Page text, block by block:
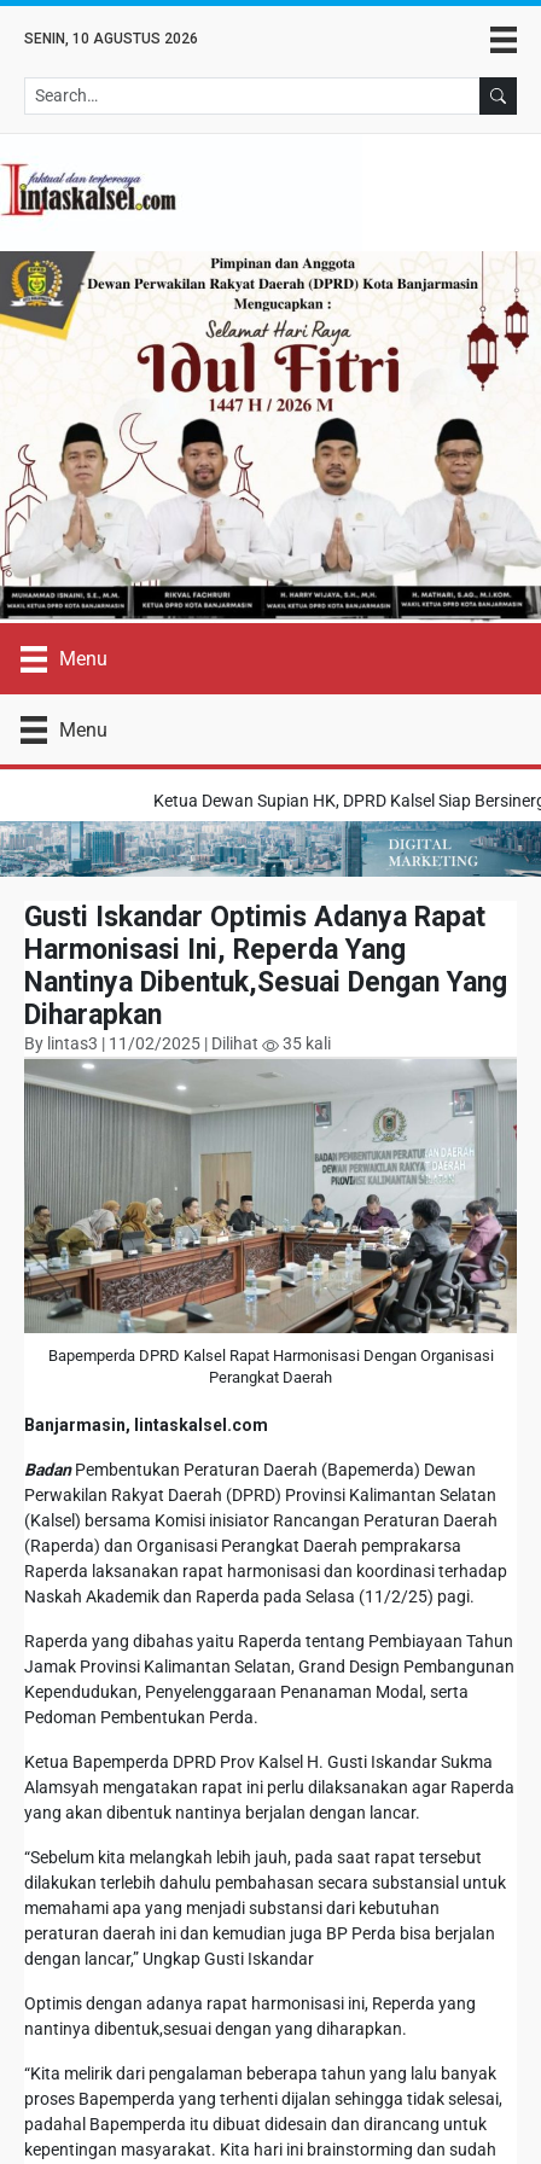
SENIN, 10 AGUSTUS 2026
Menu
Menu
Ketua Dewan Supian HK, DPRD Kalsel Siap Bersinergi
Gusti Iskandar Optimis Adanya Rapat
Harmonisasi Ini, Reperda Yang
Nantinya Dibentuk,Sesuai Dengan Yang
Diharapkan
By lintas3 | 11/02/2025 | Dilihat 35 kali
Bapemperda DPRD Kalsel Rapat Harmonisasi Dengan Organisasi
Perangkat Daerah
Banjarmasin, lintaskalsel.com
BadanPembentukan Peraturan Daerah (Bapemerda) Dewan
Perwakilan Rakyat Daerah (DPRD) Provinsi Kalimantan Selatan
(Kalsel) bersama Komisi inisiator Rancangan Peraturan Daerah
(Raperda) dan Organisasi Perangkat Daerah pemprakarsa
Raperda laksanakan rapat harmonisasi dan koordinasi terhadap
Naskah Akademik dan Raperda pada Selasa (11/2/25) pagi.
Raperda yang dibahas yaitu Raperda tentang Pembiayaan Tahun
Jamak Provinsi Kalimantan Selatan, Grand Design Pembangunan
Kependudukan, Penyelenggaraan Penanaman Modal, serta
Pedoman Pembentukan Perda.
Ketua Bapemperda DPRD Prov Kalsel H. Gusti Iskandar Sukma
Alamsyah mengatakan rapat ini perlu dilaksanakan agar Raperda
yang akan dibentuk nantinya berjalan dengan lancar.
“Sebelum kita melangkah lebih jauh, pada saat rapat tersebut
dilakukan terlebih dahulu pembahasan secara substansial untuk
memahami apa yang menjadi substansi dari kebutuhan
peraturan daerah ini dan kemudian juga BP Perda bisa berjalan
dengan lancar,” Ungkap Gusti Iskandar
Optimis dengan adanya rapat harmonisasi ini, Reperda yang
nantinya dibentuk,sesuai dengan yang diharapkan.
“Kita melirik dari pengalaman beberapa tahun yang lalu banyak
proses Bapemperda yang terhenti dijalan sehingga tidak selesai,
padahal Bapemperda itu dibuat didesain dan dirancang untuk
kepentingan masyarakat. Kita hari ini brainstorming dan sudah